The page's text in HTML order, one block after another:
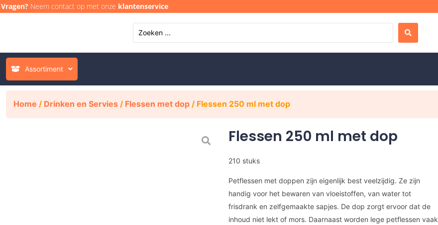
Vragen? Neem contact op met onze klantenservice
Assortiment
Home / Drinken en Servies / Flessen met dop / Flessen 250 ml met dop
Flessen 250 ml met dop
210 stuks
Petflessen met doppen zijn eigenlijk best veelzijdig. Ze zijn
handig voor het bewaren van vloeistoffen, van water tot
frisdrank en zelfgemaakte sapjes. De dop zorgt ervoor dat de
inhoud niet lekt of mors. Daarnaast worden lege petflessen vaak